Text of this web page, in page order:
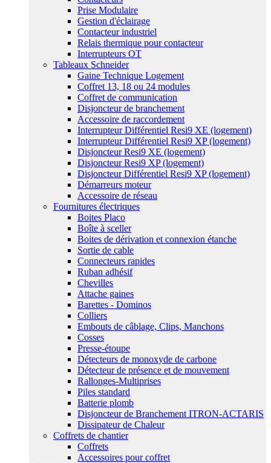
Prise Modulaire
Gestion d'éclairage
Contacteur industriel
Relais thermique pour contacteur
Interrupteurs OT
Tableaux Schneider
Gaine Technique Logement
Coffret 13, 18 ou 24 modules
Coffret de communication
Disjoncteur de branchement
Accessoire de raccordement
Interrupteur Différentiel Resi9 XE (logement)
Interrupteur Différentiel Resi9 XP (logement)
Disjoncteur Resi9 XE (logement)
Disjoncteur Resi9 XP (logement)
Disjoncteur Différentiel Resi9 XP (logement)
Démarreurs moteur
Accessoire de réseau
Fournitures électriques
Boites Placo
Boîte à sceller
Boites de dérivation et connexion étanche
Sortie de cable
Connecteurs rapides
Ruban adhésif
Chevilles
Attache gaines
Barettes - Dominos
Colliers
Embouts de câblage, Clips, Manchons
Cosses
Presse-étoupe
Détecteurs de monoxyde de carbone
Détecteur de présence et de mouvement
Rallonges-Multiprises
Piles standard
Batterie plomb
Disjoncteur de Branchement ITRON-ACTARIS
Dissipateur de Chaleur
Coffrets de chantier
Coffrets
Accessoires pour coffret